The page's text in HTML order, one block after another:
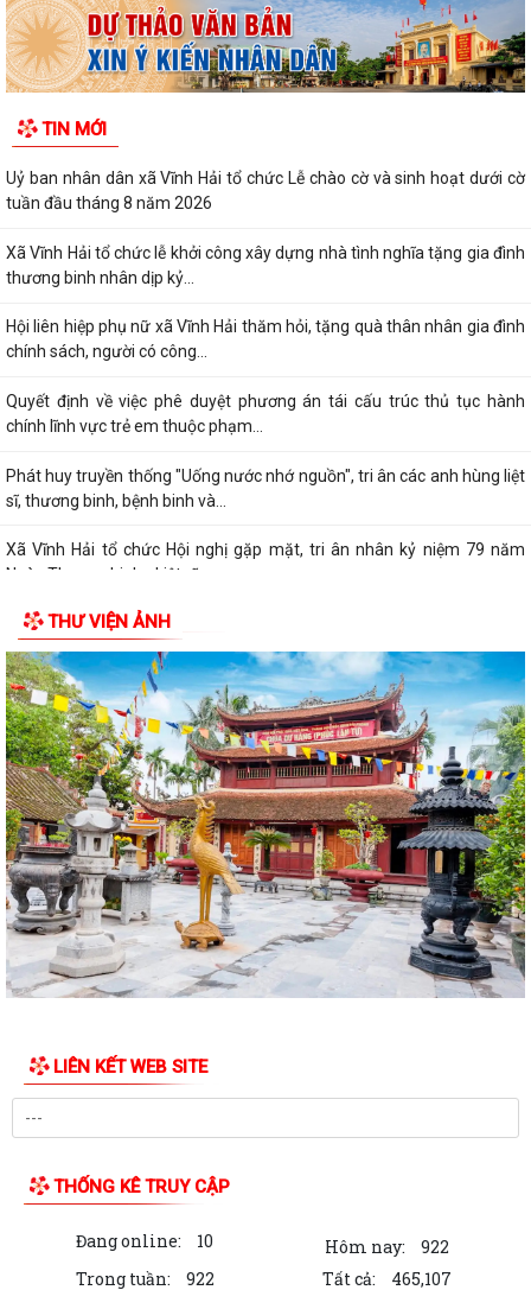
TIN MỚI
Uỷ ban nhân dân xã Vĩnh Hải tổ chức Lễ chào cờ và sinh hoạt dưới cờ
tuần đầu tháng 8 năm 2026
Xã Vĩnh Hải tổ chức lễ khởi công xây dựng nhà tình nghĩa tặng gia đình
thương binh nhân dịp kỷ...
Hội liên hiệp phụ nữ xã Vĩnh Hải thăm hỏi, tặng quà thân nhân gia đình
chính sách, người có công...
Quyết định về việc phê duyệt phương án tái cấu trúc thủ tục hành
chính lĩnh vực trẻ em thuộc phạm...
Phát huy truyền thống "Uống nước nhớ nguồn", tri ân các anh hùng liệt
sĩ, thương binh, bệnh binh và...
Xã Vĩnh Hải tổ chức Hội nghị gặp mặt, tri ân nhân kỷ niệm 79 năm
Ngày Thương binh - Liệt sĩ...
THƯ VIỆN ẢNH
LIÊN KẾT WEB SITE
THỐNG KÊ TRUY CẬP
Đang online: 10 Hôm nay:
922
Trong tuần:
922 Tất cả: 465,107